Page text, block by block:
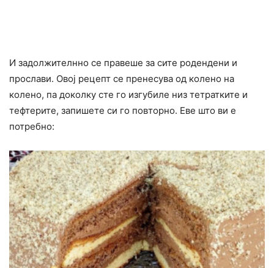
И задолжителнно се правеше за сите родендени и
прослави. Овој рецепт се пренесува од колено на
колено, па доколку сте го изгубиле низ тетратките и
тефтерите, запишете си го повторно. Eве што ви е
потребно: